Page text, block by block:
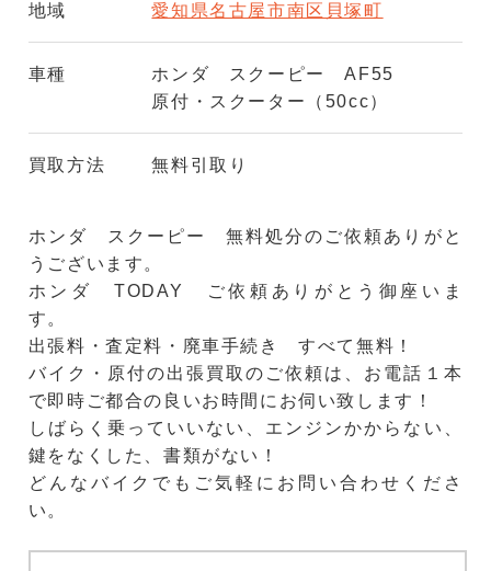
地域 愛知県名古屋市南区貝塚町
車種
ホンダ スクーピー AF55
原付・スクーター（50cc）
買取方法 無料引取り
ホンダ スクーピー 無料処分のご依頼ありがと
うございます。
ホンダ TODAY ご依頼ありがとう御座いま
す。
出張料・査定料・廃車手続き すべて無料！
バイク・原付の出張買取のご依頼は、お電話１本
で即時ご都合の良いお時間にお伺い致します！
しばらく乗っていいない、エンジンかからない、
鍵をなくした、書類がない！
どんなバイクでもご気軽にお問い合わせくださ
い。